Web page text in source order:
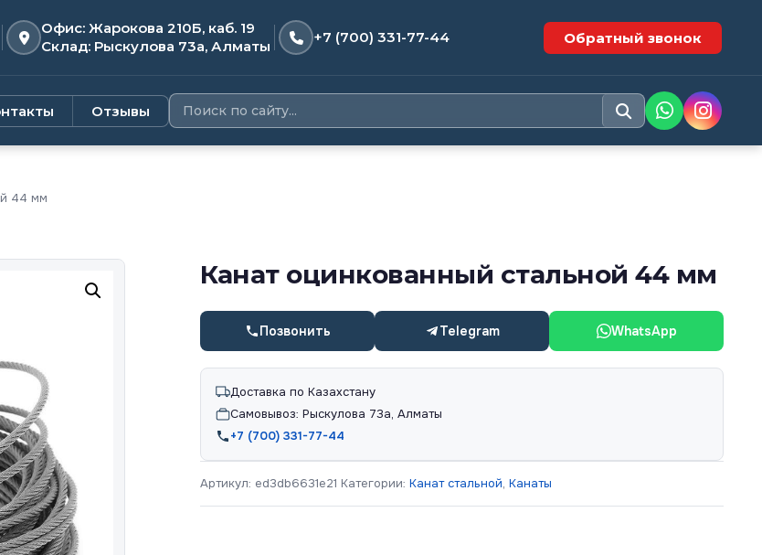
Офис: Жарокова 210Б, каб. 19
Склад: Рыскулова 73а, Алматы
+7 (700) 331-77-44 Обратный звонок
Отзывы
44 мм
Канат оцинкованный стальной 44 мм
Позвонить Telegram WhatsApp
Доставка по Казахстану
Самовывоз: Рыскулова 73а, Алматы
+7 (700) 331-77-44
Артикул: ed3db6631e21 Категории:Канат стальной,Канаты